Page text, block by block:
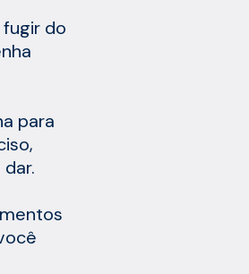
do
para